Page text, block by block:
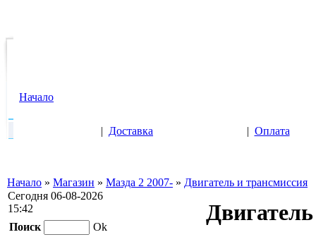
Начало
| Доставка | Оплата
Начало » Магазин » Мазда 2 2007- » Двигатель и трансмиссия
Сегодня 06-08-2026
15:42
Поиск
Ok